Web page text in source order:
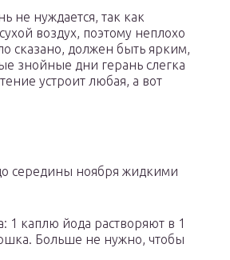
не нуждается, так как
воздух, поэтому неплохо
сказано, должен быть ярким,
знойные дни герань слегка
устроит любая, а вот
середины ноября жидкими
1 каплю йода растворяют в 1
Больше не нужно, чтобы